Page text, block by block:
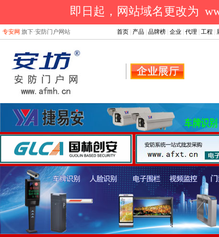
即日起，网站域名更改为
专安网 旗下·安防门户网站 首页 产品 品牌榜 企业 代理 工程
.